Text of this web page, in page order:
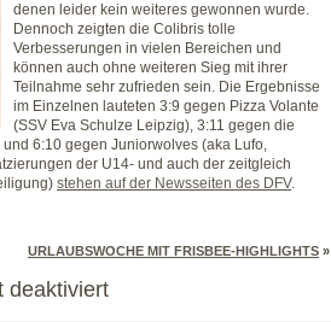
denen leider kein weiteres gewonnen wurde.
Dennoch zeigten die Colibris tolle
Verbesserungen in vielen Bereichen und
können auch ohne weiteren Sieg mit ihrer
Teilnahme sehr zufrieden sein. Die Ergebnisse
im Einzelnen lauteten 3:9 gegen Pizza Volante
(SSV Eva Schulze Leipzig), 3:11 gegen die
6:10 gegen Juniorwolves (aka Lufo,
der U14- und auch der zeitgleich
stehen auf der Newsseiten des DFV.
URLAUBSWOCHE MIT FRISBEE-HIGHLIGHTS »
deaktiviert